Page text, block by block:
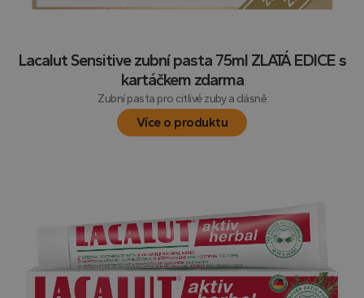
Lacalut Sensitive zubní pasta 75ml ZLATÁ EDICE s
kartáčkem zdarma
Zubní pasta pro citlivé zuby a dásně
Více o produktu